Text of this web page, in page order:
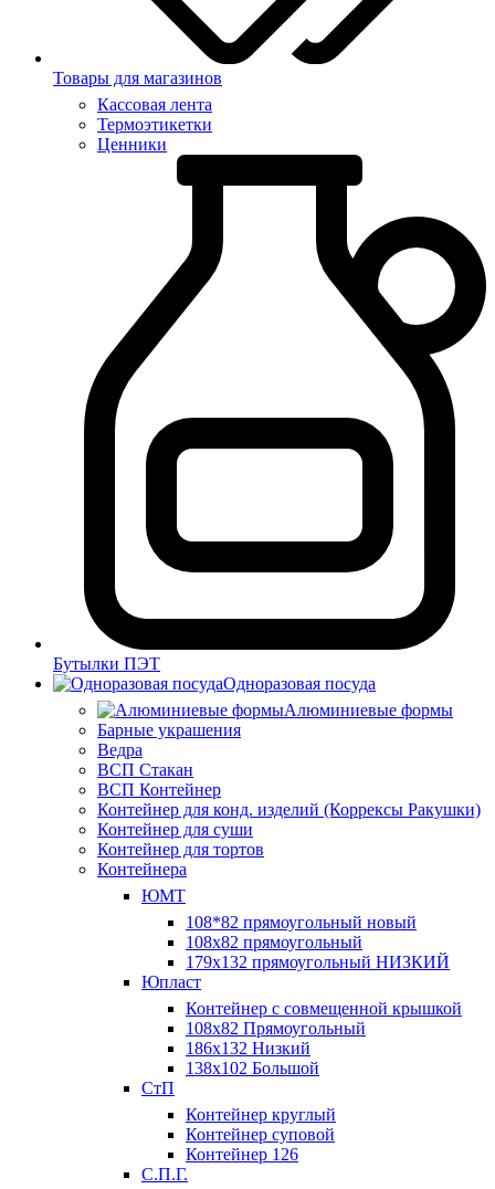
Товары для магазинов
Кассовая лента
Термоэтикетки
Ценники
Бутылки ПЭТ
Одноразовая посуда
Алюминиевые формы
Барные украшения
Ведра
ВСП Стакан
ВСП Контейнер
Контейнер для конд. изделий (Коррексы Ракушки)
Контейнер для суши
Контейнер для тортов
Контейнера
ЮМТ
108*82 прямоугольный новый
108х82 прямоугольный
179х132 прямоугольный НИЗКИЙ
Юпласт
Контейнер с совмещенной крышкой
108х82 Прямоугольный
186х132 Низкий
138х102 Большой
СтП
Контейнер круглый
Контейнер суповой
Контейнер 126
С.П.Г.